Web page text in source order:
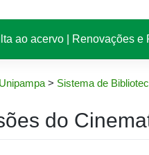
ao acervo | Renovações e
> Sistema de
do